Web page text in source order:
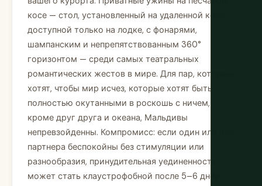
косе — стол, установленный на удаленной косе,
доступной только на лодке, с фонарями,
шампанским и непрепятствованным 360°
горизонтом — среди самых театральных
романтических жестов в мире. Для пар, которые
хотят, чтобы мир исчез, которые хотят быть
полностью окутанными в роскошь с ничем,
кроме друг друга и океана, Мальдивы
непревзойденны. Компромисс: если один или оба
партнера беспокойны без стимуляции или
разнообразия, принудительная уединенность
может стать клаустрофобной после 5–6 дней.